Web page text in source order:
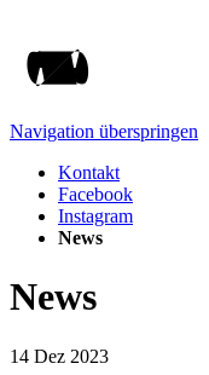
Navigation überspringen
Kontakt
Facebook
Instagram
News
News
14 Dez 2023